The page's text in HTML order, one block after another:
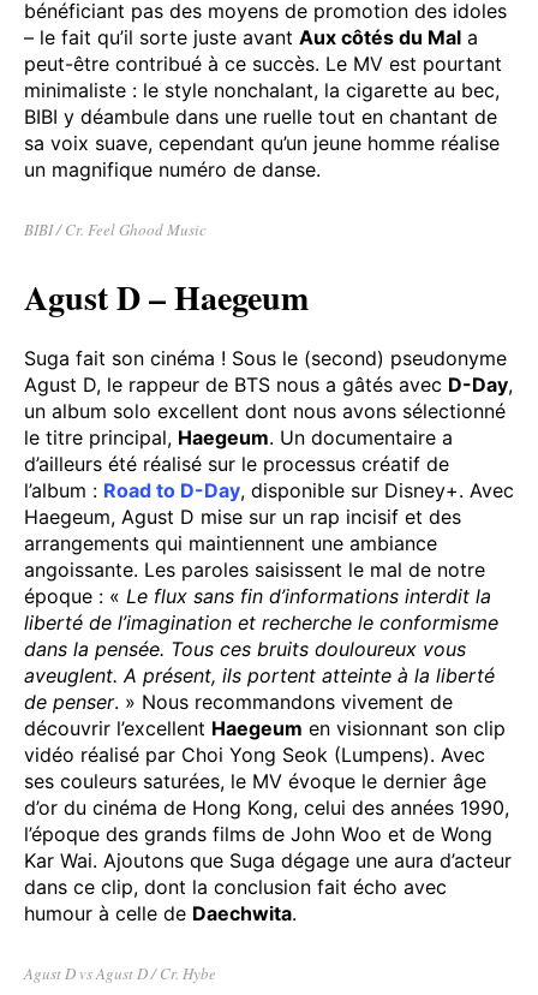
dépouillée, et qui comme son titre l’indique fait
allusion au célèbre quartier des artistes de Séoul. Le
MV a réuni pas moins de 55 millions de vues, ce qui
est une belle performance pour une artiste ne
bénéficiant pas des moyens de promotion des idoles
– le fait qu’il sorte juste avantAux côtés du Mala
peut-être contribué à ce succès. Le MV est pourtant
BIBI y déambule dans une ruelle tout en chantant de
Agust D – Haegeum
Suga fait son cinéma ! Sous le (second) pseudonyme
Agust D, le rappeur de BTS nous a gâtés avecD-Day,
un album solo excellent dont nous avons sélectionné
le titre principal,Haegeum. Un documentaire a
d’ailleurs été réalisé sur le processus créatif de
l’album : Road to D-Day , disponible sur Disney+. Avec
Haegeum, Agust D mise sur un rap incisif et des
arrangements qui maintiennent une ambiance
angoissante. Les paroles saisissent le mal de notre
époque : « Le flux sans fin d’informations interdit la
liberté de l’imagination et recherche le conformisme
dans la pensée. Tous ces bruits douloureux vous
aveuglent. A présent, ils portent atteinte à la liberté
de penser. » Nous recommandons vivement de
découvrir l’excellent Haegeumen visionnant son clip
vidéo réalisé par Choi Yong Seok (Lumpens). Avec
ses couleurs saturées, le MV évoque le dernier âge
d’or du cinéma de Hong Kong, celui des années 1990,
Kar Wai. Ajoutons que Suga dégage une aura d’acteur